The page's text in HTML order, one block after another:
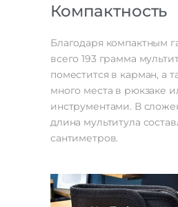
Компактность
Благодаря компактным
всего 193 грамма
поместится в карман, а
много места в рюкзаке
инструментами. В
длина мультитула
сантиметров.